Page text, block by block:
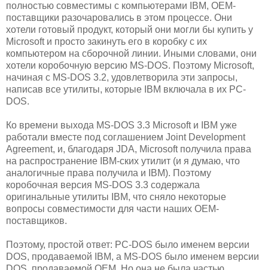
полностью совместимы с компьютерами IBM, ОЕМ-
поставщики разочаровались в этом процессе. Они
хотели готовый продукт, который они могли бы купить у
Microsoft и просто закинуть его в коробку с их
компьютером на сборочной линии. Иными словами, они
хотели коробочную версию MS-DOS. Поэтому Microsoft,
начиная с MS-DOS 3.2, удовлетворила эти запросы,
написав все утилиты, которые IBM включала в их PC-
DOS.
Ко времени выхода MS-DOS 3.3 Microsoft и IBM уже
работали вместе под соглашением Joint Development
Agreement, и, благодаря JDA, Microsoft получила права
на распространение IBM-ских утилит (и я думаю, что
аналогичные права получила и IBM). Поэтому
коробочная версия MS-DOS 3.3 содержала
оригинальные утилиты IBM, что сняло некоторые
вопросы совместимости для части наших OEM-
поставщиков.
Поэтому, простой ответ: PC-DOS было именем версии
DOS, продаваемой IBM, а MS-DOS было именем версии